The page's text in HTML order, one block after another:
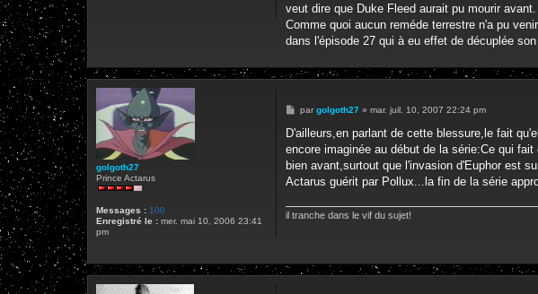
a
g
veut dire que Duke Fleed aurait pu mourir avant.
Comme quoi aucun reméde terrestre n'a pu
dans l'épisode 27 qui à eu effet de décuplée son
golgoth27
Prince Actarus
Messages : 100
Enregistré le : mer. mai 10, 2006 23:41
pm
M
s
a
g
par golgoth27» mar. juil. 10, 2007 22:24 pm
D'ailleurs,en parlant de cette blessure,le fait
encore imaginée au début de la série:Ce qui
bien avant,surtout que l'invasion d'Euphor est
Actarus guérit par Pollux...la fin de la série
il tranche dans le vif du sujet!